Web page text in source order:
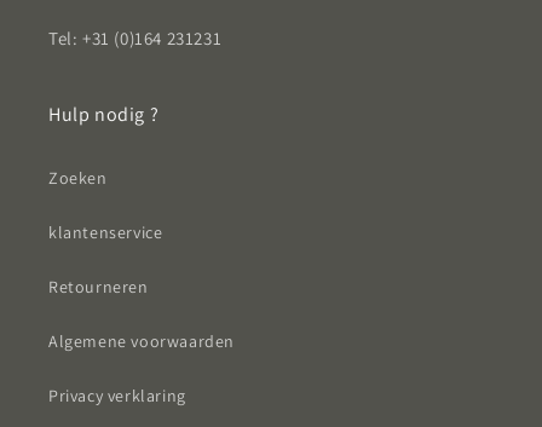
Tel: +31 (0)164 231231
Hulp nodig ?
Zoeken
klantenservice
Retourneren
Algemene voorwaarden
Privacy verklaring